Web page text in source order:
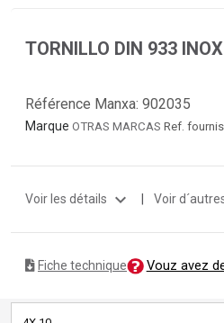
TORNILLO DIN 933
Référence Manxa: 902035
Marque OTRAS MARCAS Ref.
Voir les détails expand_more | Voir
Fiche technique Vouz avez